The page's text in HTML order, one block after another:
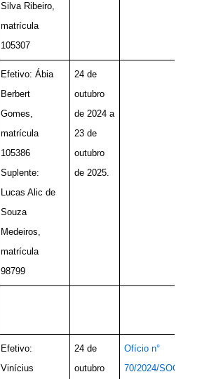
Silva Ribeiro,
matrícula
105307
Efetivo: Ábia
Berbert
Gomes,
matrícula
105386
Suplente:
Lucas Alic de
Souza
Medeiros,
matrícula
98799
24 de
outubro
de 2024 a
23 de
outubro
de 2025.
Efetivo:
Vinícius
24 de
outubro
Ofício n°
70/2024/SOC